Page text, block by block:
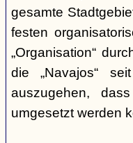
gesamte
festen
„Organisation“
die „Navajos“
auszugehen,
umgesetzt werden